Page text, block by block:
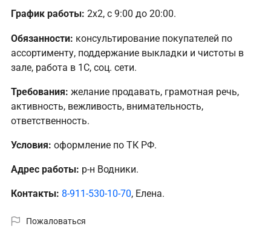
График работы: 2х2, с 9:00 до 20:00.
Обязанности: консультирование покупателей по
ассортименту, поддержание выкладки и чистоты в
зале, работа в 1С, соц. сети.
Требования: желание продавать, грамотная речь,
активность, вежливость, внимательность,
ответственность.
Условия: оформление по ТК РФ.
Адрес работы: р-н Водники.
Контакты: 8-911-530-10-70, Елена.
Пожаловаться